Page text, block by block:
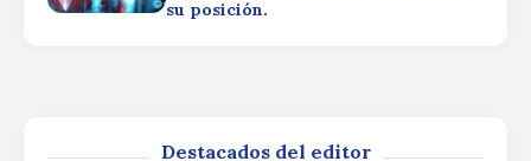
su posición.
Destacados del editor
la celulosa y una plataforma de
600 millones de euros
ByRafael Martín F.